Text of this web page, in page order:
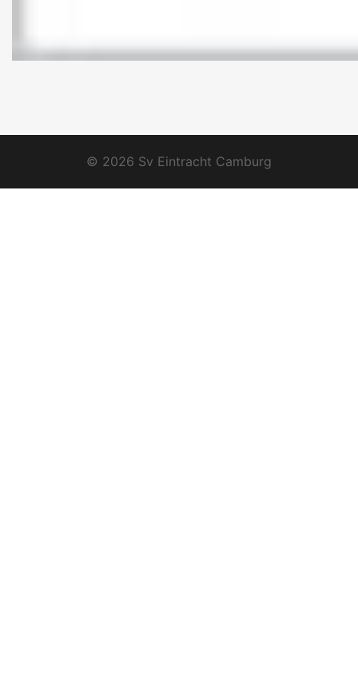
© 2026 Sv Eintracht Camburg